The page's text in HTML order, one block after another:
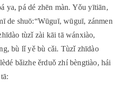
ya, pá dé zhēn màn. Yǒu yītiān,
de shuō:“Wūguī, wūguī, zánmen
tùzǐ zài kāi tā wánxiào,
bù lǐ yě bù cǎi. Tùzǐ zhīdào
bǎizhe ěrduǒ zhí bèngtiào, hái